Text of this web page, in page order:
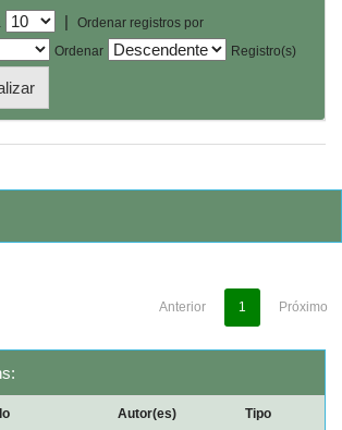
|
Ordenar registros por
Ordenar
Registro(s)
Anterior 1 Próximo
Autor(es) Tipo